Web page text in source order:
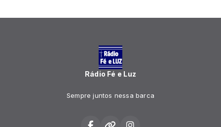
Rádio Fé e Luz
Sempre juntos nessa barca